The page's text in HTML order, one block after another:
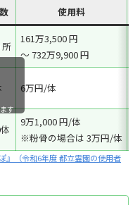
使用料
所
161万3,500 円
～ 732万9,900 円
6万円/体
9万1,000 円/体
※粉骨の場合は 3万円/体
す
』（令和6年度 都立霊園の使用者